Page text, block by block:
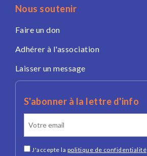
Nous soutenir
Faire un don
Adhérer à l'association
Laisser un message
S'abonner à la lettre d'info
J'accepte la politique de confidentialité